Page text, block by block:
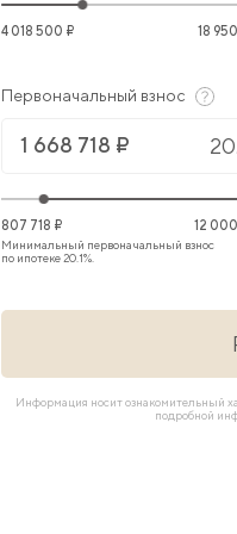
4 018 500 ₽ 18
Первоначальный взнос
807 718 ₽
12
Минимальный первоначальный взнос
по ипотеке 20.1%.
Информация носит ознакомительный
подробной